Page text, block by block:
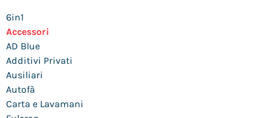
6in1
Accessori
AD Blue
Additivi Privati
Ausiliari
Autofà
Carta e Lavamani